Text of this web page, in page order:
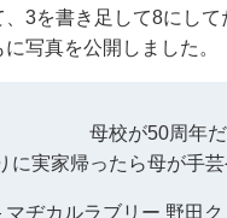
3を書き足して8にし
写真を公開しました。
母校が50周年
に実家帰ったら母が手
ヂカルラブリー 野田